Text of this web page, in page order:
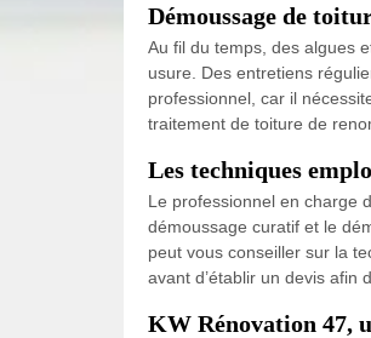
Démoussage de
Au fil du temps, des algues
usure. Des entretiens
professionnel, car il
traitement de toiture de
Les techniques
Le professionnel en charge
démoussage curatif et le
peut vous conseiller sur la
avant d’établir un devis afin
KW Rénovation 47,